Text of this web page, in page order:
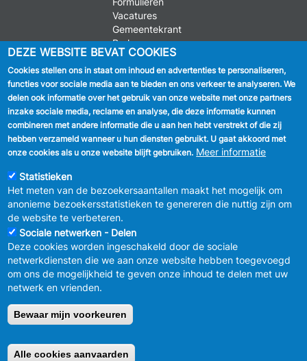
Vacatures
Gemeentekrant
Parkeren
VOLG ONS
Facebook
Linkedin
Instagram
MENU
FOOTER
LEGAL
Vertrouwelijkheid
Verbeteringsplan
van de sociale netwerken
1070-Brussel -
DEZE WEBSITE BEVAT COOKIES
Cookies stellen ons in staat om inhoud en advertenties te personaliseren,
functies voor sociale media aan te bieden en ons verkeer te analyseren. We
delen ook informatie over het gebruik van onze website met onze partners
inzake sociale media, reclame en analyse, die deze informatie kunnen
combineren met andere informatie die u aan hen hebt verstrekt of die zij
hebben verzameld wanneer u hun diensten gebruikt. U gaat akkoord met
onze cookies als u onze website blijft gebruiken. Meer informatie
Statistieken
Het meten van de bezoekersaantallen maakt het mogelijk om
anonieme bezoekersstatistieken te genereren die nuttig zijn om
de website te verbeteren.
Sociale netwerken - Delen
Deze cookies worden ingeschakeld door de sociale
netwerkdiensten die we aan onze website hebben toegevoegd
om ons de mogelijkheid te geven onze inhoud te delen met uw
netwerk en vrienden.
Bewaar mijn voorkeuren
Alle cookies aanvaarden